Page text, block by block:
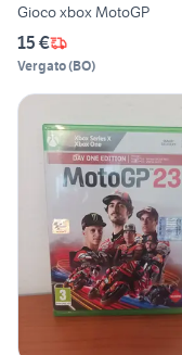
Gioco xbox MotoGP
15 €
Vergato(BO)